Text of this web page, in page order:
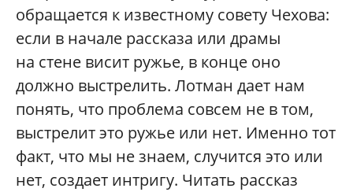
обращается к известному совету Чехова:
если в начале рассказа или драмы
на стене висит ружье, в конце оно
должно выстрелить. Лотман дает нам
понять, что проблема совсем не в том,
выстрелит это ружье или нет. Именно тот
факт, что мы не знаем, случится это или
нет, создает интригу. Читать рассказ